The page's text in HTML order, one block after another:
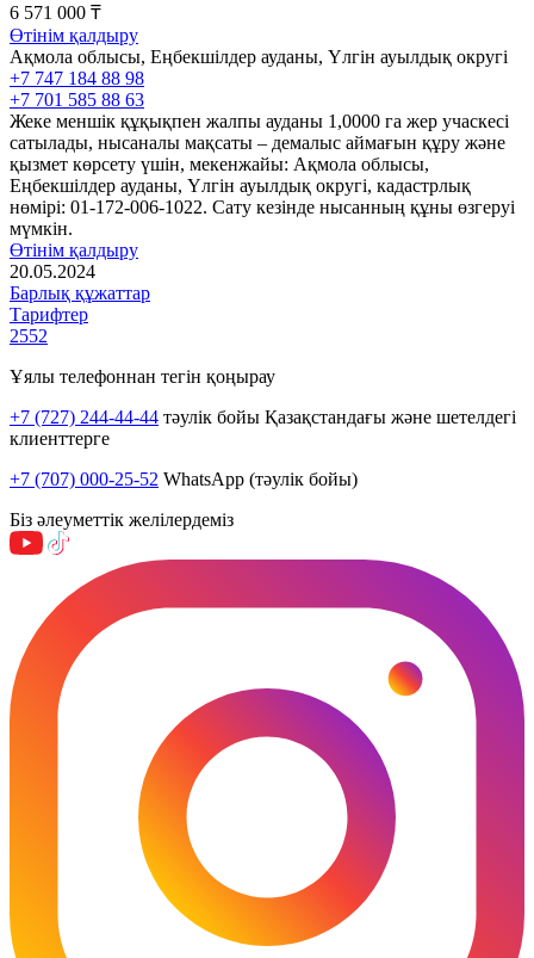
6 571 000 ₸
Өтінім қалдыру
Ақмола облысы, Еңбекшілдер ауданы, Үлгін ауылдық округі
+7 747 184 88 98
+7 701 585 88 63
Жеке меншік құқықпен жалпы ауданы 1,0000 га жер учаскесі
сатылады, нысаналы мақсаты – демалыс аймағын құру және
қызмет көрсету үшін, мекенжайы: Ақмола облысы,
Еңбекшілдер ауданы, Үлгін ауылдық округі, кадастрлық
нөмірі: 01-172-006-1022. Сату кезінде нысанның құны өзгеруі
мүмкін.
Өтінім қалдыру
20.05.2024
Барлық құжаттар
Тарифтер
2552
Ұялы телефоннан тегін қоңырау
+7 (727) 244-44-44 тәулік бойы Қазақстандағы және шетелдегі
клиенттерге
+7 (707) 000-25-52 WhatsApp (тәулік бойы)
Біз әлеуметтік желілердеміз